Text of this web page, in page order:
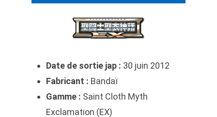
Date de sortie jap : 30 juin 2012
Fabricant : Bandaï
Gamme : Saint Cloth Myth
Exclamation (EX)